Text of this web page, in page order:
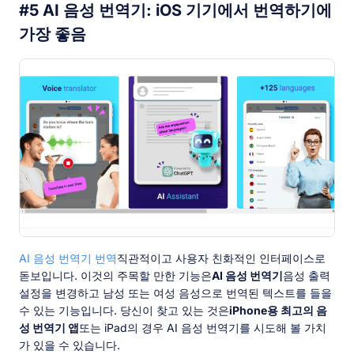
#5 AI 음성 번역기: iOS 기기에서 번역하기에
가장 좋음
AI 음성 번역기 번역직관적이고 사용자 친화적인 인터페이스로
돋보입니다. 이것의 주목할 만한 기능은AI 음성 번역기음성 출력
설정을 변경하고 남성 또는 여성 음성으로 번역된 텍스트를 들을
수 있는 기능입니다. 당신이 찾고 있는 것은iPhone용 최고의 음
성 번역기 앱또는 iPad의 경우 AI 음성 번역기를 시도해 볼 가치
가 있을 수 있습니다.